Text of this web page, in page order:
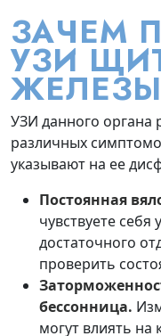
ЗАЧЕМ
УЗИ
УЗИ данного органа
различных
указывают на ее
Постоянная
чувствуете
достаточного
проверить
бессонница.
могут влиять на